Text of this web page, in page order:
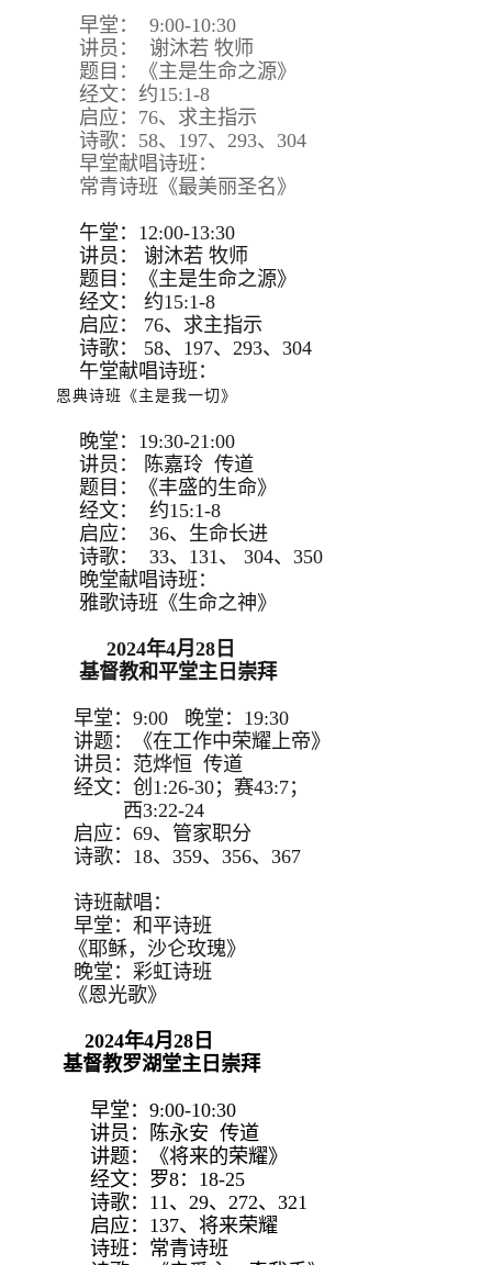
早堂： 9:00-10:30
讲员： 谢沐若 牧师
题目：《主是生命之源》
经文：约15:1-8
启应：76、求主指示
诗歌：58、197、293、304
早堂献唱诗班：
常青诗班《最美丽圣名》
午堂：12:00-13:30
讲员：
谢沐若 牧师
题目：
《主是生命之源》
经文：
约15:1-8
启应：
76、求主指示
诗歌：
58、197、293、 304
午堂献唱诗班：
恩典诗班《主是我一切》
晚堂：19:30-21:00
讲员： 陈嘉玲 传道
题目：《丰盛的生命》
经文： 约15:1-8
启应： 36、生命长进
诗歌： 33、131、 304、350
晚堂献唱诗班：
雅歌诗班《生命之神》
2024年4月28日
基督教和平堂主日崇拜
早堂：9:00 晚堂：19:30
讲题：《在工作中荣耀上帝》
讲员：范烨恒 传道
经文：创1:26-30；赛43:7；
西3:22-24
启应：69、管家职分
诗歌：18、359、356、367
诗班献唱：
早堂：和平诗班
《耶稣，沙仑玫瑰》
晚堂：彩虹诗班
《恩光歌》
2024年4月28日
基督教罗湖堂主日崇拜
早堂：9:00-10:30
讲员：陈永安 传道
讲题：《将来的荣耀》
经文：罗8：18-25
诗歌：11、29、272、321
启应：137、将来荣耀
诗班：常青诗班